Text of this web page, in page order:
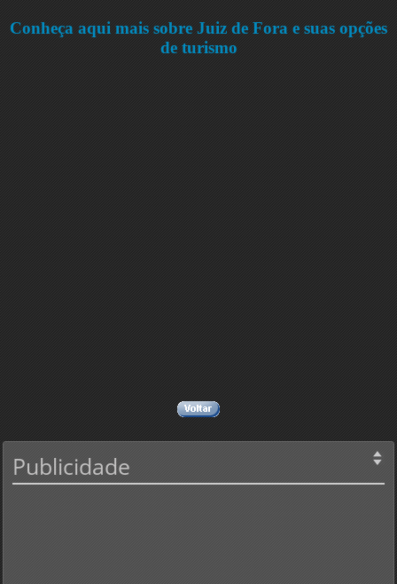
Conheça aqui mais sobre Juiz de Fora e suas opções
de turismo
Publicidade